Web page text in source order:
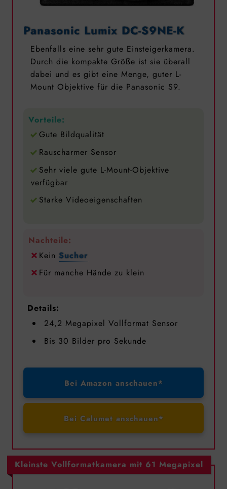
Panasonic Lumix DC-S9NE-K
Ebenfalls eine sehr gute Einsteigerkamera.
Durch die kompakte Größe ist sie überall
dabei und es gibt eine Menge, guter L-
Mount Objektive für die Panasonic S9.
Vorteile:
Gute Bildqualität
Rauscharmer Sensor
Sehr viele gute L-Mount-Objektive
verfügbar
Starke Videoeigenschaften
Nachteile:
Kein Sucher
Für manche Hände zu klein
Details:
24,2 Megapixel Vollformat Sensor
Bis 30 Bilder pro Sekunde
Bei Amazon anschauen*
Bei Calumet anschauen*
Kleinste Vollformatkamera mit 61 Megapixel